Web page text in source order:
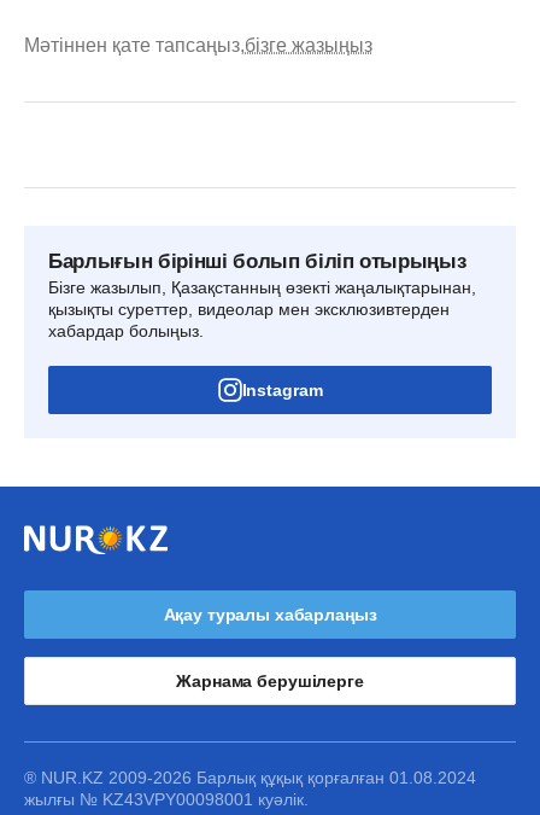
Мәтіннен қате тапсаңыз,бізге жазыңыз
Барлығын бірінші болып біліп отырыңыз
Бізге жазылып, Қазақстанның өзекті жаңалықтарынан,
қызықты суреттер, видеолар мен эксклюзивтерден
хабардар болыңыз.
Instagram
Ақау туралы хабарлаңыз
Жарнама берушілерге
® NUR.KZ 2009-2026 Барлық құқық қорғалған 01.08.2024
жылғы № KZ43VPY00098001 куәлік.